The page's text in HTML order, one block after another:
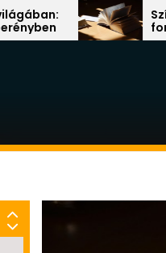
Színpadon és
fontos a jó